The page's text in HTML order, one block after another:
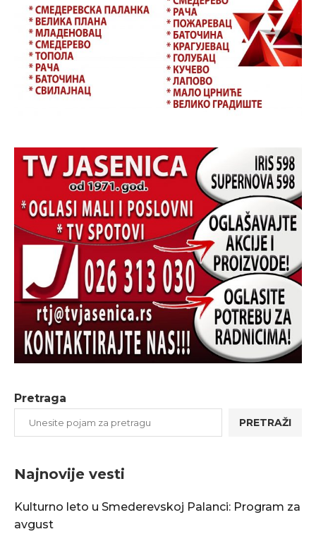
Pretraga
PRETRAŽI
Najnovije vesti
Kulturno leto u Smederevskoj Palanci: Program za
avgust